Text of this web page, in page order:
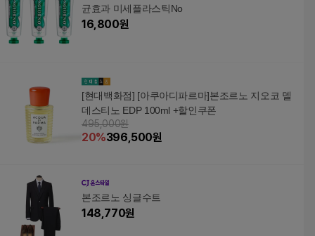
균효과 미세플라스틱No
16,800원
[현대백화점] [아쿠아디파르마]본조르노 지오코 델
데스티노 EDP 100ml +할인쿠폰
495,000원
20%396,500원
본조르노 싱글수트
148,770원